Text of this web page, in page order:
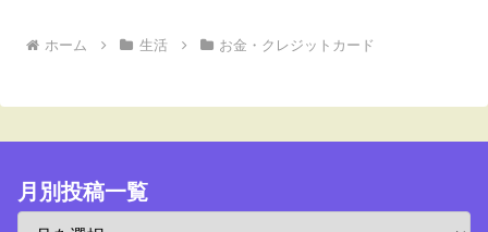
ホーム 生活 お金・クレジットカード
月別投稿一覧